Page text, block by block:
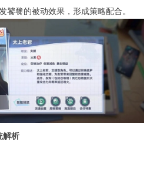
饕餮的被动效果，形成策略配合。
解析